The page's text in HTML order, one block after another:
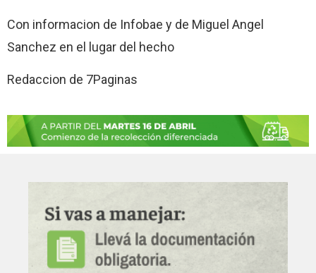
Con informacion de Infobae y de Miguel Angel
Sanchez en el lugar del hecho
Redaccion de 7Paginas